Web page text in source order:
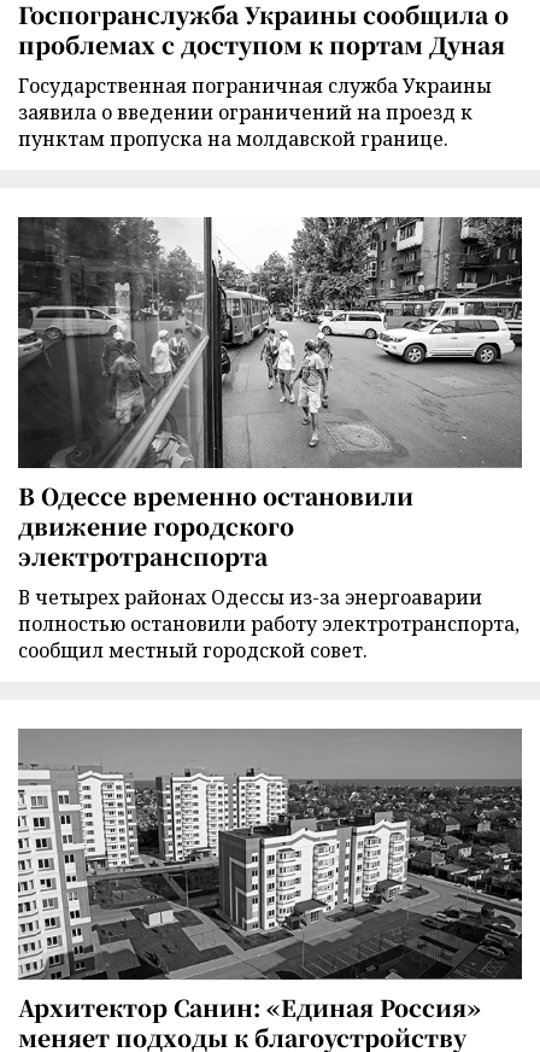
Госпогранслужба Украины сообщила о
проблемах с доступом к портам Дуная
Государственная пограничная служба Украины
заявила о введении ограничений на проезд к
пунктам пропуска на молдавской границе.
В Одессе временно остановили
движение городского
электротранспорта
В четырех районах Одессы из-за энергоаварии
полностью остановили работу электротранспорта,
сообщил местный городской совет.
Архитектор Санин: «Единая Россия»
меняет подходы к благоустройству